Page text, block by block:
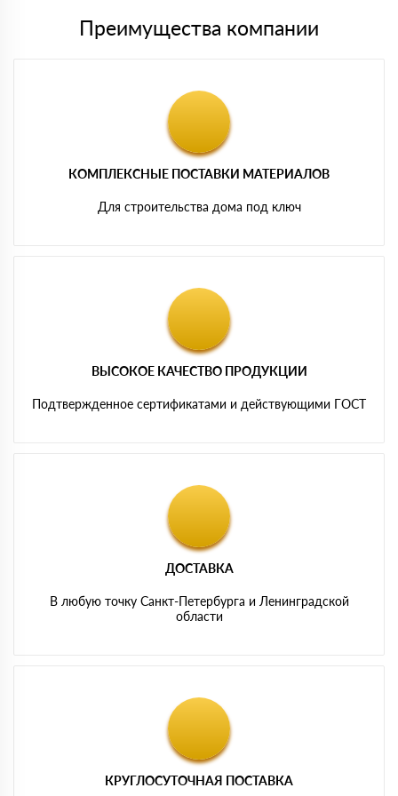
Преимущества компании
КОМПЛЕКСНЫЕ ПОСТАВКИ МАТЕРИАЛОВ
Для строительства дома под ключ
ВЫСОКОЕ КАЧЕСТВО ПРОДУКЦИИ
Подтвержденное сертификатами и действующими ГОСТ
ДОСТАВКА
В любую точку Санкт-Петербурга и Ленинградской
области
КРУГЛОСУТОЧНАЯ ПОСТАВКА